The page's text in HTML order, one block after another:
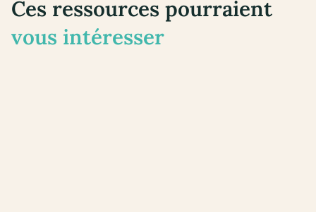
Ces ressources pourraient
vous intéresser